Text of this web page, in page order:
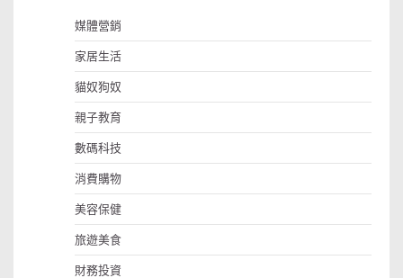
媒體營銷
家居生活
貓奴狗奴
親子教育
數碼科技
消費購物
美容保健
旅遊美食
財務投資